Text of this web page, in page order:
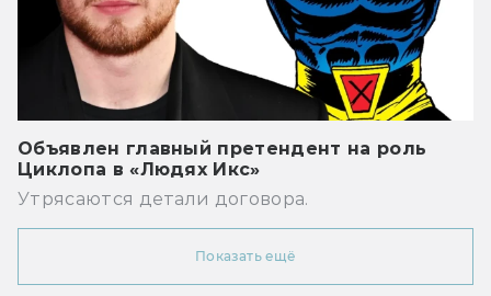
Объявлен главный претендент на роль
Циклопа в «Людях Икс»
Утрясаются детали договора.
Показать ещё